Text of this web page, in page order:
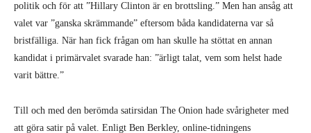
redaktionschef, är det ”svårt att höja volymen när högtalarna redan är
sprängda och allas öron redan blöder.”
Kvinnor och Clinton
visst finns det ingen tvekan om att detta splittrande gift lever och frodas
i USA och kommer fortsätta göra det så länge som klasser och den av